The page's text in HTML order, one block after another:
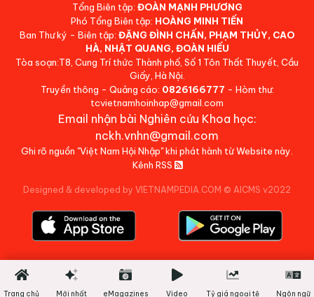
Tổng Biên tập: ĐOÀN MẠNH PHƯƠNG
Phó Tổng Biên tập: HOÀNG MINH TIẾN
Ban Thư ký - Biên tập: ĐẶNG ĐÌNH CHẤN, PHẠM THỦY, CAO
HÀ, NHẬT QUANG, ĐOÀN HIẾU
Tòa soạn:T8, Cung Trí thức Thành phố, Số 1 Tôn Thất Thuyết, Cầu
Giấy, Hà Nội.
Truyền thông - Quảng cáo: 0826166777 - Hòm thư:
tcvietnamhoinhap@gmail.com
Email nhận bài Nghiên cứu Khoa học:
nckh.vnhn@gmail.com
Ghi rõ nguồn "Việt Nam Hội Nhập" khi phát hành từ Website này.
Kênh RSS
Designed & developed by VIETNAMPEDIA.COM © AICMS v2022
Trang chủ Mới nhất eMagazines Video Tỷ giá ngoại tệ Ngôn ngữ